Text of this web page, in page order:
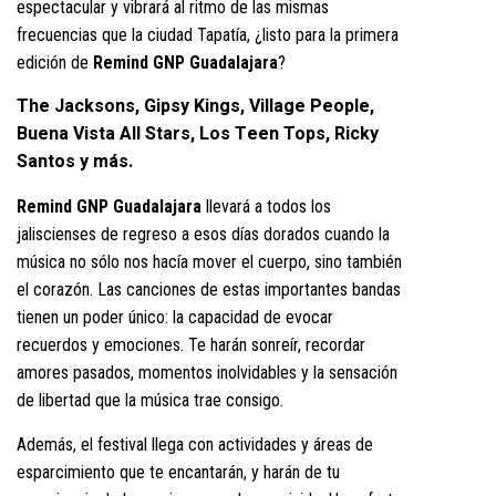
espectacular y vibrará al ritmo de las mismas
frecuencias que la ciudad Tapatía, ¿listo para la primera
edición de Remind GNP Guadalajara?
The Jacksons, Gipsy Kings, Village People,
Buena Vista All Stars, Los Teen Tops, Ricky
Santos y más.
Remind GNP Guadalajara llevará a todos los
jaliscienses de regreso a esos días dorados cuando la
música no sólo nos hacía mover el cuerpo, sino también
el corazón. Las canciones de estas importantes bandas
tienen un poder único: la capacidad de evocar
recuerdos y emociones. Te harán sonreír, recordar
amores pasados, momentos inolvidables y la sensación
de libertad que la música trae consigo.
Además, el festival llega con actividades y áreas de
esparcimiento que te encantarán, y harán de tu